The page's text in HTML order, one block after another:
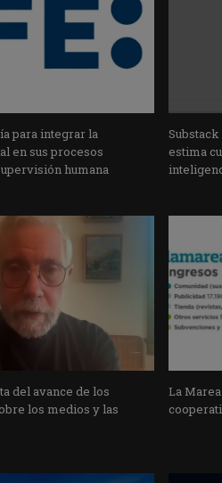
para integrar la
en sus procesos
humana
estima
del avance de los
los medios y las
La